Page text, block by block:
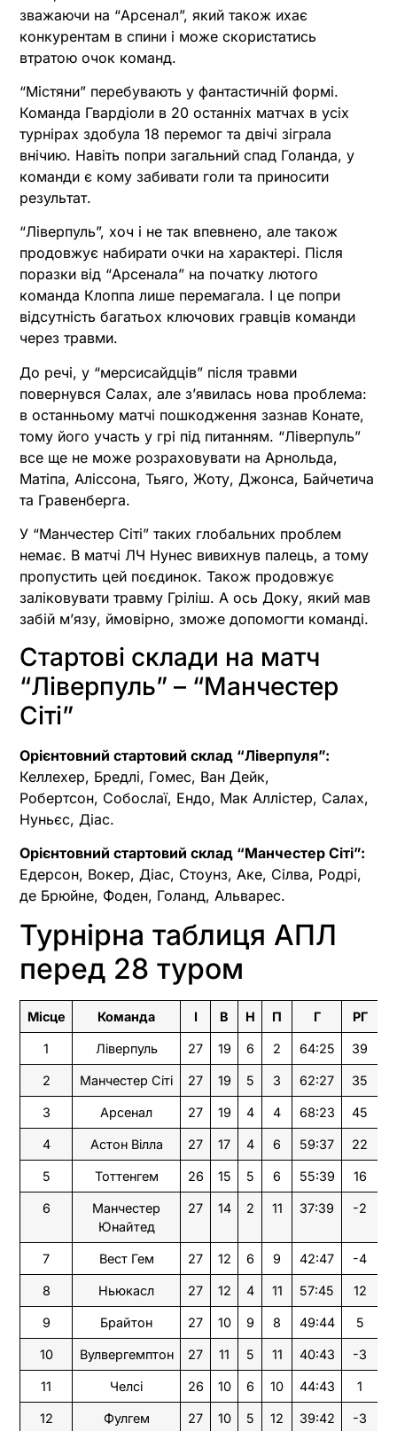
зважаючи на “Арсенал”, який також ихає
конкурентам в спини і може скористатись
втратою очок команд.
“Містяни” перебувають у фантастичній формі.
Команда Гвардіоли в 20 останніх матчах в усіх
турнірах здобула 18 перемог та двічі зіграла
внічию. Навіть попри загальний спад Голанда, у
команди є кому забивати голи та приносити
результат.
“Ліверпуль”, хоч і не так впевнено, але також
продовжує набирати очки на характері. Після
поразки від “Арсенала” на початку лютого
команда Клоппа лише перемагала. І це попри
відсутність багатьох ключових гравців команди
через травми.
До речі, у “мерсисайдців” після травми
повернувся Салах, але з’явилась нова проблема:
в останньому матчі пошкодження зазнав Конате,
тому його участь у грі під питанням. “Ліверпуль”
все ще не може розраховувати на Арнольда,
Матіпа, Аліссона, Тьяго, Жоту, Джонса, Байчетича
та Гравенберга.
У “Манчестер Сіті” таких глобальних проблем
немає. В матчі ЛЧ Нунес вивихнув палець, а тому
пропустить цей поєдинок. Також продовжує
заліковувати травму Гріліш. А ось Доку, який мав
забій м’язу, ймовірно, зможе допомогти команді.
Стартові склади на матч
“Ліверпуль” – “Манчестер
Сіті”
Орієнтовний стартовий склад “Ліверпуля”:
Келлехер, Бредлі, Гомес, Ван Дейк,
Робертсон, Собослаї, Ендо, Мак Аллістер, Салах,
Нуньєс, Діас.
Орієнтовний стартовий склад “Манчестер Сіті”:
Едерсон, Вокер, Діас, Стоунз, Аке, Сілва, Родрі,
де Брюйне, Фоден, Голанд, Альварес.
Турнірна таблиця АПЛ
перед 28 туром
Місце Команда І В Н П Г РГ
1 Ліверпуль 27 19 6 2 64:25 39
2 Манчестер Сіті 27 19 5 3 62:27 35
3 Арсенал 27 19 4 4 68:23 45
4 Астон Вілла 27 17 4 6 59:37 22
5 Тоттенгем 26 15 5 6 55:39 16
6
Манчестер
Юнайтед
27 14 2 11 37:39 -2
7 Вест Гем 27 12 6 9 42:47 -4
8 Ньюкасл 27 12 4 11 57:45 12
9 Брайтон 27 10 9 8 49:44 5
10 Вулвергемптон 27 11 5 11 40:43 -3
11 Челсі 26 10 6 10 44:43 1
12 Фулгем 27 10 5 12 39:42 -3